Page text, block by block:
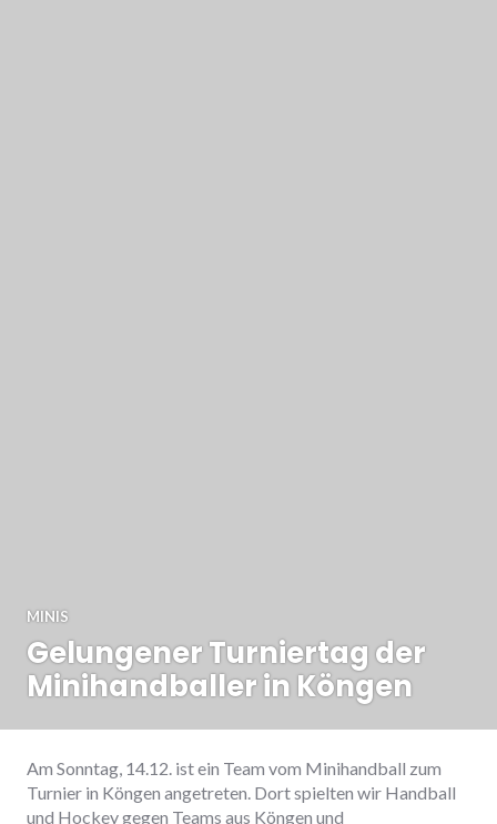
MINIS
Gelungener Turniertag der
Minihandballer in Köngen
Am Sonntag, 14.12. ist ein Team vom Minihandball zum
Turnier in Köngen angetreten. Dort spielten wir Handball
und Hockey gegen Teams aus Köngen und